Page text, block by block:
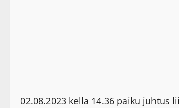
02.08.2023 kella 14.36 paiku juhtus